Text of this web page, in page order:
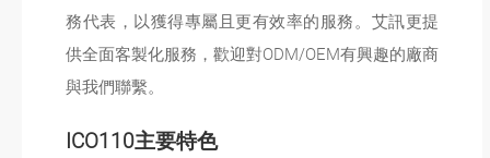
務代表，以獲得專屬且更有效率的服務。艾訊更提
供全面客製化服務，歡迎對ODM/OEM有興趣的廠商
與我們聯繫。
ICO110主要特色